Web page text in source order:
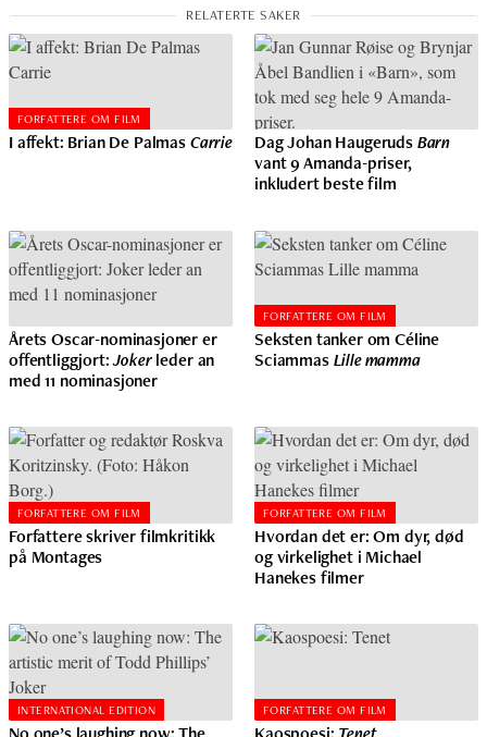
FORFATTERE OM FILM
I affekt: Brian De PalmasCarrie Dag Johan HaugerudsBarn
vant 9 Amanda-priser,
inkludert beste film
Årets Oscar-nominasjoner er
offentliggjort:Jokerleder an
med 11 nominasjoner
FORFATTERE OM FILM
Seksten tanker om Céline
SciammasLille mamma
FORFATTERE OM FILM
Forfattere skriver filmkritikk
på Montages
FORFATTERE OM FILM
Hvordan det er: Om dyr, død
og virkelighet i Michael
Hanekes filmer
INTERNATIONAL EDITION FORFATTERE OM FILM